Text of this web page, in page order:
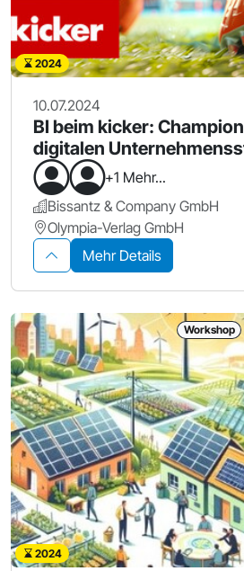
2024
10.07.2024
BI beim kicker:
digitalen
+1 Mehr...
Bissantz & Company GmbH
Olympia-Verlag GmbH
Mehr Details
Workshop
2024